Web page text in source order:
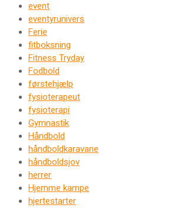
event
eventyrunivers
Ferie
fitboksning
Fitness Tryday
Fodbold
førstehjælp
fysioterapeut
fysioterapi
Gymnastik
Håndbold
håndboldkaravane
håndboldsjov
herrer
Hjemme kampe
hjertestarter